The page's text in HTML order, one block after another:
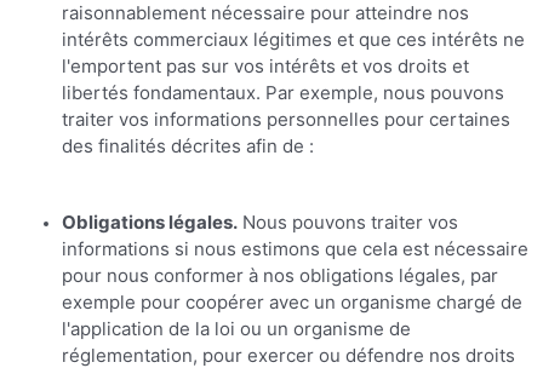
raisonnablement nécessaire pour atteindre nos
intérêts commerciaux légitimes et que ces intérêts ne
l'emportent pas sur vos intérêts et vos droits et
libertés fondamentaux. Par exemple, nous pouvons
traiter vos informations personnelles pour certaines
des finalités décrites afin de :
Obligations légales. Nous pouvons traiter vos
informations si nous estimons que cela est nécessaire
pour nous conformer à nos obligations légales, par
exemple pour coopérer avec un organisme chargé de
l'application de la loi ou un organisme de
réglementation, pour exercer ou défendre nos droits